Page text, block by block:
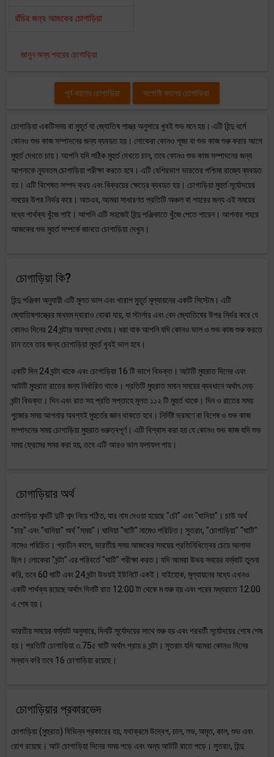
রাঁচির জন্য আজকের চোগাড়িয়া
জানুন অন্য শহরের চোগাড়িয়া
পূর্ব কালের চোগাড়িয়া আগামী কালের চোগাড়িয়া
চোগাড়িয়া একটিসময় বা মুহূর্ত যা জ্যোতিষ শাস্ত্র অনুসারে খুবই শুভ মনে হয়। এটি হিন্দু ধর্মে
কোনও শুভ কাজ সম্পাদনের জন্য ব্যবহৃত হয়। লোকেরা কোনও পূজা বা শুভ কাজ শুরু করার আগে
মুহুর্ত দেখতে চায়। আপনি যদি সঠিক মুহুর্ত দেখতে চান, তবে কোনও শুভ কাজ সম্পাদনের জন্য
আপনাকে ন্যূনতম চোগাড়িয়া পরীক্ষা করতে হবে। এটি বেশিরভাগ ভারতের পশ্চিমা রাজ্যে ব্যবহৃত
হয়। এটি বিশেষত সম্পদ ক্রয় এবং বিক্রয়ের ক্ষেত্রে ব্যবহৃত হয়। চোগাড়িয়া মুহুর্ত সূর্যোদয়ের
সময়ের উপর নির্ভর করে। অতএব, আমরা সাধারণত প্রতিটি অঞ্চল বা শহরের জন্য এই সময়ের
মধ্যে পার্থক্য খুঁজে পাই। আপনি এটি সহজেই হিন্দু পঞ্জিকাতে খুঁজে পেতে পারেন। আপনার শহরে
আজকের শুভ মুহুর্ত সম্পর্কে জানতে চোগাড়িয়া দেখুন।
চোগাড়িয়া কি?
হিন্দু পঞ্জিকা অনুযায়ী এটি মূলত ভাল এবং খারাপ মুহূর্ত মূল্যায়নের একটি সিস্টেম। এটি
জ্যোতিষশাস্ত্রের মাধ্যম দ্বারাও বোঝা যায়, যা স্টার্লার এবং বেদ জ্যোতিষের উপর নির্ভর করে যে
কোনও দিনের 24 ঘন্টার অবস্থা দেখায়। ধরা যাক আপনি যদি কোনও ভাল ও শুভ কাজ শুরু করতে
চান তবে তার জন্য চোগাড়িয়া মুহুর্ত খুবই ভাল হবে।
একটি দিন 24 ঘন্টা থাকে এবং চোগাড়িয়া 16 টি ভাগে বিভক্ত। আটটি মুহুরাত দিনের এবং
আটটি মুহুরাত রাতের জন্য নির্ধারিত থাকে। প্রতিটি মুহুরাত সমান সময়ের ব্যবধানে অর্থাৎ দেড়
ঘন্টা বিভক্ত। দিন এবং রাত সহ প্রতি সপ্তাহে মূলত ১১২ টি মুহুর্ত থাকে। দিন ও রাতের সময়
পুজোর সময় আপনার অবশ্যই মুহুর্তের জ্ঞান থাকতে হবে। নির্দিষ্ট ভ্রমণে বা বিশেষ ও শুভ কাজ
সম্পাদনের সময় চোগাড়িয়া মুহুরাত গুরুত্বপূর্ণ। এটি বিশ্বাস করা হয় যে কোনও শুভ কাজ যদি শুভ
সময় ফ্রেমের সময় করা হয়, তবে এটি আরও ভাল ফলাফল পায়।
চোগাড়িয়ার অর্থ
চোগাড়িয়া শব্দটি দুটি শব্দ নিয়ে গঠিত, যার নাম দেওয়া হয়েছে "চৌ" এবং "ঘাদিয়া"। চাউ অর্থ
"চার" এবং "ঘাদিয়া" অর্থ "সময়"। ঘাদিয়া "ঘাটি" নামেও পরিচিত। সুতরাং, "চোগাড়িয়া" "ঘাটি"
নামেও পরিচিত। প্রাচীন কালে, ভারতীয় সময় আজকের সময়ের প্রতিনিধিত্বের চেয়ে আলাদা
ছিল। লোকেরা "ঘন্টা" এর পরিবর্তে "ঘাটি" পরীক্ষা করত। যদি আমরা উভয় সময়ের ফর্ম্যাট তুলনা
করি, তবে 60 ঘাটি এবং 24 ঘন্টা উভয়ই ইউনিটে একই। যাইহোক, মূল্যায়নের মধ্যে এখনও
একটি পার্থক্য রয়েছে অর্থাৎ দিনটি রাত 12:00 টা থেকে ম শুরু হয় এবং পরের মধ্যরাতে 12:00
এ শেষ হয়।
ভারতীয় সময়ের ফর্ম্যাট অনুসারে, দিনটি সূর্যোদয়ের সাথে শুরু হয় এবং পরবর্তী সূর্যোদয়ের শেষে শেষ
হয়। প্রতিটি চোগাড়িয়া ৩.75৫ ঘাটি অর্থাৎ প্রায় ৪ ঘন্টা। সুতরাং যদি আমরা কোনও দিনের
সন্ধান করি তবে 16 চোগাড়িয়া রয়েছে।
চোগাড়িয়ার প্রকারভেদ
চোগাড়িয়া (মুহুরাত) বিভিন্ন প্রকারের হয়, যথাক্রমে উদ্বেগ, চাল, লভ, অমৃত, কাল, শুভ এবং
রোগ রয়েছে। আট চোগাড়িয়া দিনের সময় পড়ে এবং অন্য আটটি রাতে পড়ে। সুতরাং, হিন্দু